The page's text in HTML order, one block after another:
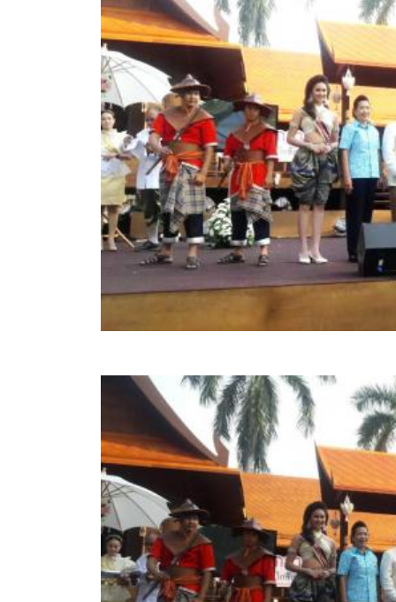
ข่าวประชาสัมพันธ์
ประกาศจัดซื้อ-จัดจ้าง
ประกาศจัดซื้อ-จัดจ้างภาครัฐ
รายงานผู้ใช้บริการกล้อง CCTV
ข้อมูลการเลือกตั้ง
นโยบายคุ้มครองข้อมูลส่วนบุคคล
ผลงาน
มาตรฐานกำหนดตำแหน่ง
VDO Present
ประกาศแผนการจัดซื้อจัดจ้าง
ประกาศแผนการจัดหาพัสดุ
รายงานผลการจัดซื้อจัดจ้างประจำปีงบประมาณ